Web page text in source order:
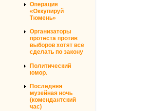
Операция
«Оккупируй
Тюмень»
Организаторы
протеста против
выборов хотят все
сделать по закону
Политический
юмор.
Последняя
музейная ночь
(комендантский
час)